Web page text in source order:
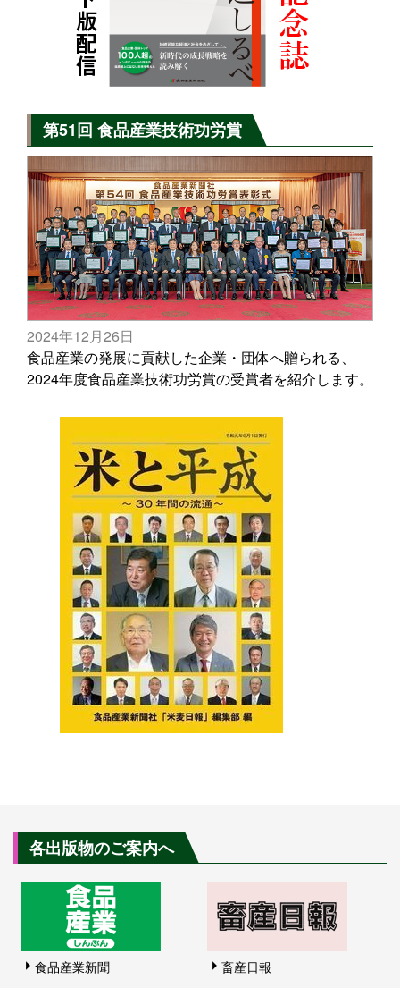
第51回 食品産業技術功労賞
2024年12月26日
食品産業の発展に貢献した企業・団体へ贈られる、
2024年度食品産業技術功労賞の受賞者を紹介します。
各出版物のご案内へ
食品産業新聞 畜産日報